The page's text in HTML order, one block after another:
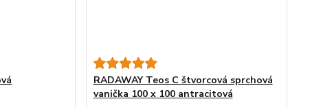
RADAWAY Teos C štvorcová sprchová
vanička 100 x 100 antracitová